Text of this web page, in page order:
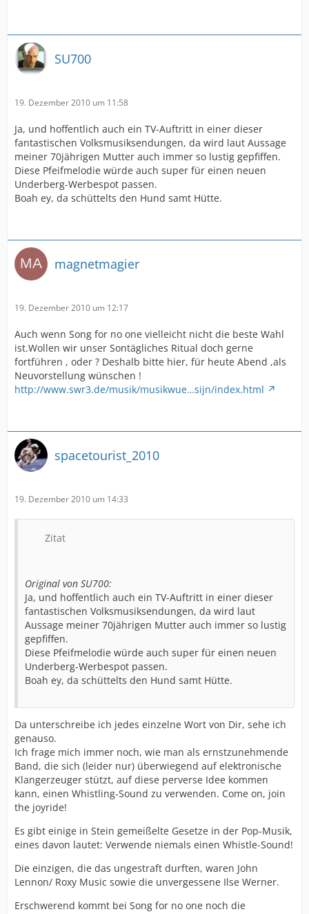
SU700
19. Dezember 2010 um 11:58
Ja, und hoffentlich auch ein TV-Auftritt in einer dieser
fantastischen Volksmusiksendungen, da wird laut Aussage
meiner 70jährigen Mutter auch immer so lustig gepfiffen.
Diese Pfeifmelodie würde auch super für einen neuen
Underberg-Werbespot passen.
Boah ey, da schüttelts den Hund samt Hütte.
magnetmagier
19. Dezember 2010 um 12:17
Auch wenn Song for no one vielleicht nicht die beste Wahl
ist.Wollen wir unser Sontägliches Ritual doch gerne
fortführen , oder ? Deshalb bitte hier, für heute Abend ,als
Neuvorstellung wünschen !
http://www.swr3.de/musik/musikwue…sijn/index.html
spacetourist_2010
19. Dezember 2010 um 14:33
Zitat
Original von SU700:
Ja, und hoffentlich auch ein TV-Auftritt in einer dieser
fantastischen Volksmusiksendungen, da wird laut
Aussage meiner 70jährigen Mutter auch immer so lustig
gepfiffen.
Diese Pfeifmelodie würde auch super für einen neuen
Underberg-Werbespot passen.
Boah ey, da schüttelts den Hund samt Hütte.
Da unterschreibe ich jedes einzelne Wort von Dir, sehe ich
genauso.
Ich frage mich immer noch, wie man als ernstzunehmende
Band, die sich (leider nur) überwiegend auf elektronische
Klangerzeuger stützt, auf diese perverse Idee kommen
kann, einen Whistling-Sound zu verwenden. Come on, join
the joyride!
Es gibt einige in Stein gemeißelte Gesetze in der Pop-Musik,
eines davon lautet: Verwende niemals einen Whistle-Sound!
Die einzigen, die das ungestraft durften, waren John
Lennon/ Roxy Music sowie die unvergessene Ilse Werner.
Erschwerend kommt bei Song for no one noch die